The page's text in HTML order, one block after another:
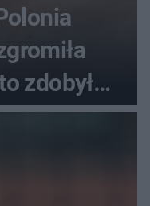
zdobył